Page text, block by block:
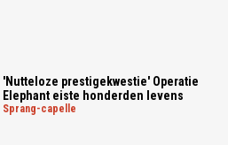
'Nutteloze prestigekwestie' Operatie
Elephant eiste honderden levens
sprang-capelle